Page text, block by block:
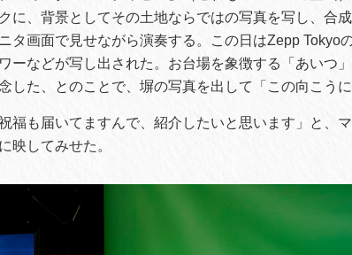
に、背景としてその土地ならではの写真を写し、合
タ画面で見せながら演奏する。この日はZepp Tokyo
ーなどが写し出された。お台場を象徴する「あいつ
した、とのことで、塀の写真を出して「この向こうに
福も届いてますんで、紹介したいと思います」と、
映してみせた。